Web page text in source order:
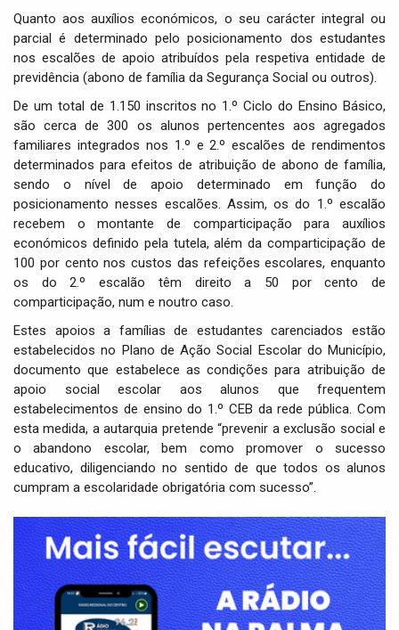
Quanto aos auxílios económicos, o seu carácter integral ou
parcial é determinado pelo posicionamento dos estudantes
nos escalões de apoio atribuídos pela respetiva entidade de
previdência (abono de família da Segurança Social ou outros).
De um total de 1.150 inscritos no 1.º Ciclo do Ensino Básico,
são cerca de 300 os alunos pertencentes aos agregados
familiares integrados nos 1.º e 2.º escalões de rendimentos
determinados para efeitos de atribuição de abono de família,
sendo o nível de apoio determinado em função do
posicionamento nesses escalões. Assim, os do 1.º escalão
recebem o montante de comparticipação para auxílios
económicos definido pela tutela, além da comparticipação de
100 por cento nos custos das refeições escolares, enquanto
os do 2.º escalão têm direito a 50 por cento de
comparticipação, num e noutro caso.
Estes apoios a famílias de estudantes carenciados estão
estabelecidos no Plano de Ação Social Escolar do Município,
documento que estabelece as condições para atribuição de
apoio social escolar aos alunos que frequentem
estabelecimentos de ensino do 1.º CEB da rede pública. Com
esta medida, a autarquia pretende “prevenir a exclusão social e
o abandono escolar, bem como promover o sucesso
educativo, diligenciando no sentido de que todos os alunos
cumpram a escolaridade obrigatória com sucesso”.